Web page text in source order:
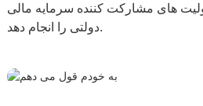
های مشارکت کننده سرمایه مالی
دولتی را انجام دهد.